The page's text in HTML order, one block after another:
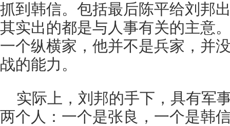
抓到韩信。包括最后陈平给刘邦
其实出的都是与人事有关的主意
一个纵横家，他并不是兵家，并
战的能力。
实际上，刘邦的手下，具有军
两个人：一个是张良，一个是韩